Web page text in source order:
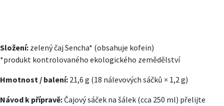
Složení: zelený čaj Sencha* (obsahuje kofein)
*produkt kontrolovaného ekologického zemědělství
Hmotnost / balení: 21,6 g (18 nálevových sáčků × 1,2 g)
Návod k přípravě:Čajový sáček na šálek (cca 250 ml) přelijte